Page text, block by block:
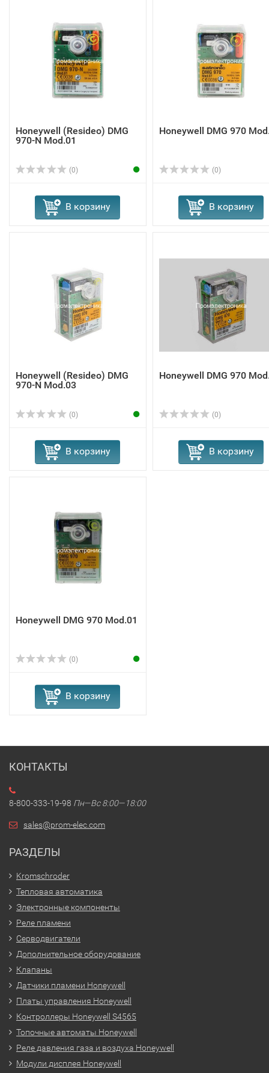
Honeywell (Resideo) DMG
970-N Mod.01
(0)
В корзину
Honeywell DMG 970
(0)
В корзину
Honeywell (Resideo) DMG
970-N Mod.03
(0)
В корзину
Honeywell DMG 970
(0)
В корзину
Honeywell DMG 970 Mod.01
(0)
В корзину
КОНТАКТЫ
8-800-333-19-98 Пн—Вс 8:00—18:00
sales@prom-elec.com
РАЗДЕЛЫ
Kromschroder
Тепловая автоматика
Электронные компоненты
Реле пламени
Серводвигатели
Дополнительное оборудование
Клапаны
Датчики пламени Honeywell
Платы управления Honeywell
Контроллеры Honeywell S4565
Топочные автоматы Honeywell
Реле давления газа и воздуха Honeywell
Модули дисплея Honeywell